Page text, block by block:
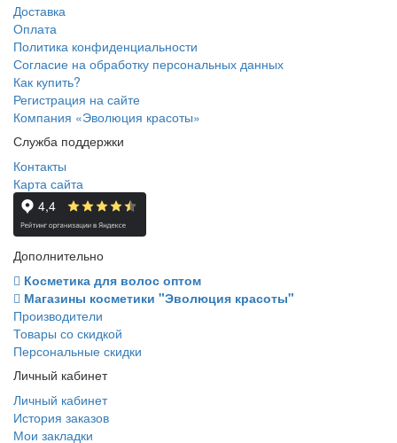
Доставка
Оплата
Политика конфиденциальности
Согласие на обработку персональных данных
Как купить?
Регистрация на сайте
Компания «Эволюция красоты»
Служба поддержки
Контакты
Карта сайта
Дополнительно
Косметика для волос оптом
Магазины косметики "Эволюция красоты"
Производители
Товары со скидкой
Персональные скидки
Личный кабинет
Личный кабинет
История заказов
Мои закладки